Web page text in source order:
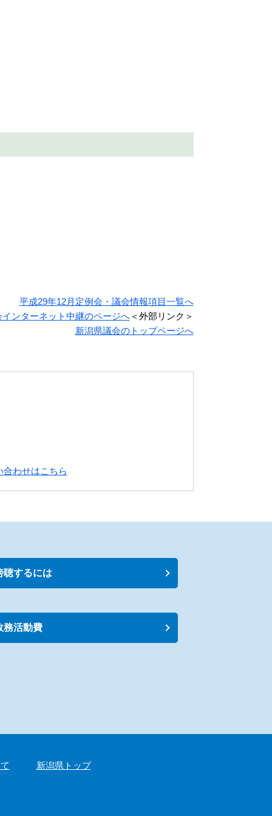
平成29年12月定例会・議会情報項目一覧へ
インターネット中継のページへ＜外部リンク＞
新潟県議会のトップページへ
合わせはこちら
聴するには
務活動費
新潟県トップ